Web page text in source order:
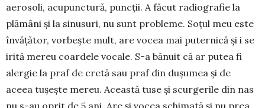
aerosoli, acupunctură, puncții. A făcut radiografie la
plă­mâni și la sinusuri, nu sunt proble­me. Soțul meu este
învățător, vor­bește mult, are vocea mai pu­ternică și i se
iri­tă me­reu coar­dele vo­cale. S-a bănuit că ar pu­tea fi
alergie la praf de cretă sau praf din du­șu­mea și de
aceea tușește mereu. Această tu­se și scurgerile din nas
nu s-au oprit de 5 ani. Are și vo­cea schim­ată și nu prea